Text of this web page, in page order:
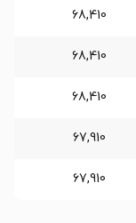
68,410
68,410
68,410
67,910
67,910